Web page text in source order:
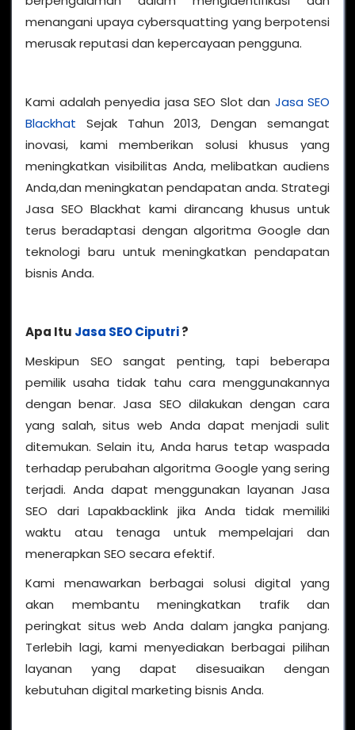
menangani upaya cybersquatting yang berpotensi
merusak reputasi dan kepercayaan pengguna.
Kami adalah penyedia jasa SEO Slot dan Jasa SEO
Blackhat Sejak Tahun 2013, Dengan semangat
inovasi, kami memberikan solusi khusus yang
meningkatkan visibilitas Anda, melibatkan audiens
Anda,dan meningkatan pendapatan anda. Strategi
Jasa SEO Blackhat kami dirancang khusus untuk
terus beradaptasi dengan algoritma Google dan
teknologi baru untuk meningkatkan pendapatan
bisnis Anda.
Apa Itu Jasa SEO Ciputri?
Meskipun SEO sangat penting, tapi beberapa
pemilik usaha tidak tahu cara menggunakannya
dengan benar. Jasa SEO dilakukan dengan cara
yang salah, situs web Anda dapat menjadi sulit
ditemukan. Selain itu, Anda harus tetap waspada
terhadap perubahan algoritma Google yang sering
terjadi. Anda dapat menggunakan layanan Jasa
SEO dari Lapakbacklink jika Anda tidak memiliki
waktu atau tenaga untuk mempelajari dan
menerapkan SEO secara efektif.
Kami menawarkan berbagai solusi digital yang
akan membantu meningkatkan trafik dan
peringkat situs web Anda dalam jangka panjang.
Terlebih lagi, kami menyediakan berbagai pilihan
layanan yang dapat disesuaikan dengan
kebutuhan digital marketing bisnis Anda.